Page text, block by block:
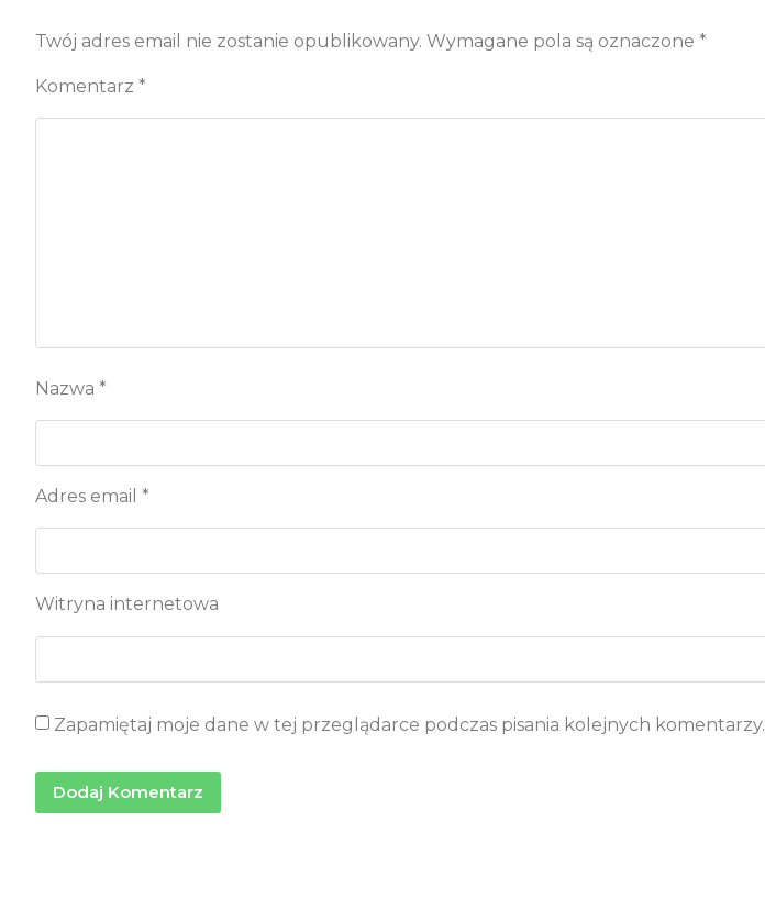
Twój adres email nie zostanie opublikowany. Wymagane pola są oznaczone *
Komentarz *
Nazwa *
Adres email *
Witryna internetowa
Zapamiętaj moje dane w tej przeglądarce podczas pisania kolejnych komentarzy.